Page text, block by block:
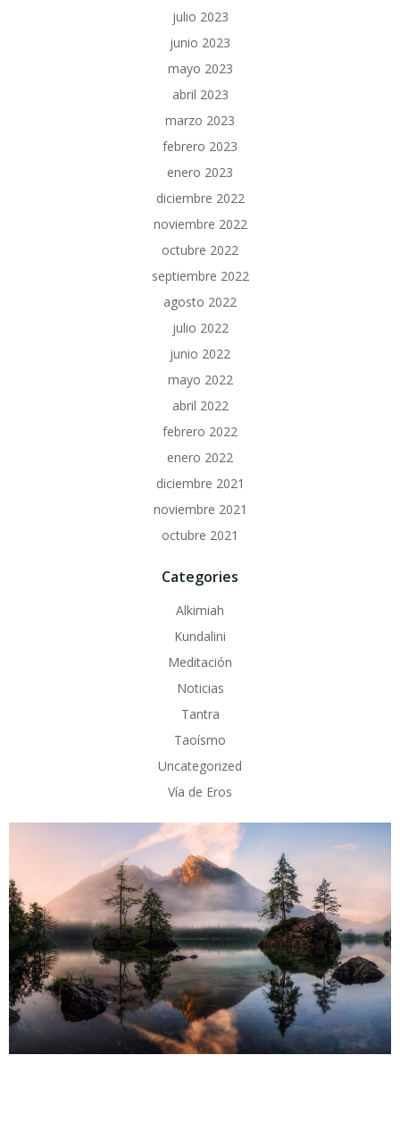
julio 2023
junio 2023
mayo 2023
abril 2023
marzo 2023
febrero 2023
enero 2023
diciembre 2022
noviembre 2022
octubre 2022
septiembre 2022
agosto 2022
julio 2022
junio 2022
mayo 2022
abril 2022
febrero 2022
enero 2022
diciembre 2021
noviembre 2021
octubre 2021
Categories
Alkimiah
Kundalini
Meditación
Noticias
Tantra
Taoísmo
Uncategorized
Vía de Eros